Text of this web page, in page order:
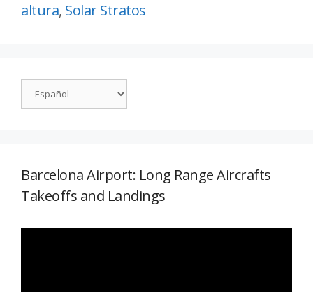
altura, Solar Stratos
Barcelona Airport: Long Range Aircrafts
Takeoffs and Landings